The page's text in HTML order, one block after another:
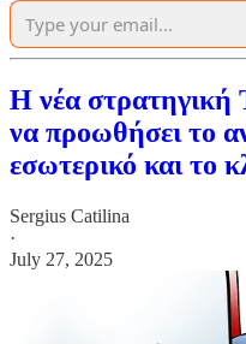
Η νέα
να προωθήσει το
εσωτερικό και το
Sergius Catilina
·
July 27, 2025